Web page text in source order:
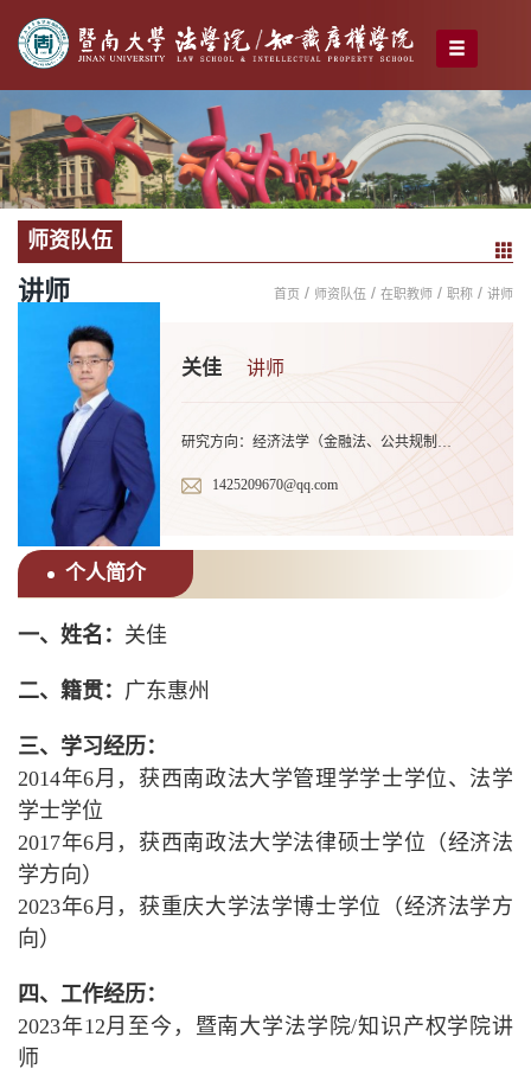
师资队伍
讲师 首页 / 师资队伍 / 在职教师 / 职称 / 讲师
关佳 讲师
研究方向：经济法学（金融法、公共规制法等）
1425209670@qq.com
个人简介
一、姓名： 关佳
二、籍贯： 广东惠州
三、学习经历：
2014年6月，获西南政法大学管理学学士学位、法学
学士学位
2017年6月，获西南政法大学法律硕士学位（经济法
学方向）
2023年6月，获重庆大学法学博士学位（经济法学方
向）
四、工作经历：
2023年12月至今，暨南大学法学院/知识产权学院讲
师